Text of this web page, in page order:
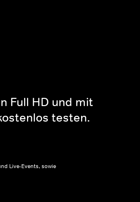
Full HD und mit
testen.
Live-Events, sowie